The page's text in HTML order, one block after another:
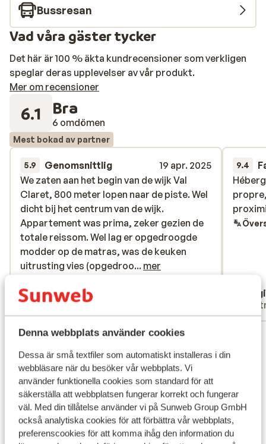
Denna webbplats använder cookies
Dessa är små textfiler som automatiskt installeras i din
webbläsare när du besöker vår webbplats. Vi
använder funktionella cookies som standard för att
säkerställa att webbplatsen fungerar korrekt och fungerar
väl. Med din tillåtelse använder vi på Sunweb Group GmbH
också analytiska cookies för att förbättra vår webbplats,
preferenscookies för att komma ihåg den information du
Bussresan
Vad våra gäster tycker
Det här är 100 % äkta kundrecensioner som verkligen
speglar deras upplevelser av vår produkt.
Mer om recensioner
6.1 Bra
6 omdömen
Mest bokad av partner
5.9 Genomsnittlig
19 apr. 2025
We zaten aan het begin van de wijk Val
Claret, 800 meter lopen naar de piste. Wel
dicht bij het centrum van de wijk.
Appartement was prima, zeker gezien de
totale reissom. Wel lag er opgedroogde
modder op de matras, was de keuken
uitrusting vies (opgedroogde etensresten
was een prima werkende vaatwasser
kelder voor ski’s en Snowboards. Mooie
reissom inclusief piste pas.
We zaten aan het begin van de wijk Val
Claret, 800 meter lopen naar de piste. Wel
dicht bij het centrum van de wijk.
Appartement was prima, zeker gezien de
totale reissom. Wel lag er opgedroogde
modder op de matras, was de keuken
uitrusting vies (opgedroo... mer
M ten Berg
Familj
9.4
Visa alla 6 omdömen
Läge
Visa på karta